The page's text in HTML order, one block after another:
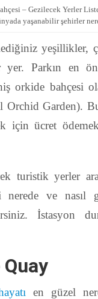
– Gezilecek Yerler
yaşanabilir şehirler
yeşillikler,
yer. Parkın en
orkide bahçesi
Orchid Garden).
için ücret ödemek
turistik yerler
nerede ve nasıl
İstasyon
en güzel